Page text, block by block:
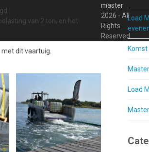
van 2 ton, en het
met dit vaartuig.
Load
Komst
Load
master
2026 - All
Rights
Reserved